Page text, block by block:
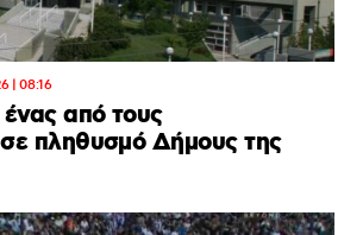
| 08:16
από τους
πληθυσμό Δήμους της